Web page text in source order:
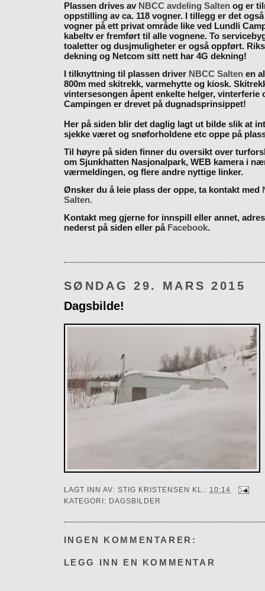
Plassen drives av NBCC avdeling Saltenog er
oppstilling av ca. 118 vogner. I tillegg er det
vogner på ett privat område like ved Lundli
kabeltv er fremført til alle vognene. To
toaletter og dusjmuligheter er også oppført.
dekning og Netcom sitt nett har 4G dekning!
I tilknyttning til plassen driver NBCC Saltenen
800m med skitrekk, varmehytte og kiosk.
vintersesongen åpent enkelte helger, vinterferie
Campingen er drevet på dugnadsprinsippet!
Her på siden blir det daglig lagt ut bilde slik at
sjekke været og snøforholdene etc oppe på
Til høyre på siden finner du oversikt over
om Sjunkhatten Nasjonalpark, WEB kamera i
værmeldingen, og flere andre nyttige linker.
Ønsker du å leie plass der oppe, ta kontakt med
Salten.
Kontakt meg gjerne for innspill eller annet,
nederst på siden eller på Facebook.
SØNDAG 29. MARS 2015
Dagsbilde!
LAGT INN AV: STIG KRISTENSEN KL.: 10:14
KATEGORI: DAGSBILDER
INGEN KOMMENTARER:
LEGG INN EN KOMMENTAR